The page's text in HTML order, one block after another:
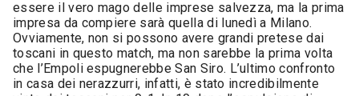
essere il vero mago delle imprese salvezza, ma la prima
impresa da compiere sarà quella di lunedì a Milano.
Ovviamente, non si possono avere grandi pretese dai
toscani in questo match, ma non sarebbe la prima volta
che l’Empoli espugnerebbe San Siro. L’ultimo confronto
in casa dei nerazzurri, infatti, è stato incredibilmente